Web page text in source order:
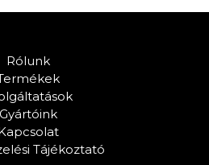
Rólunk
Gyártóink
Tájékoztató